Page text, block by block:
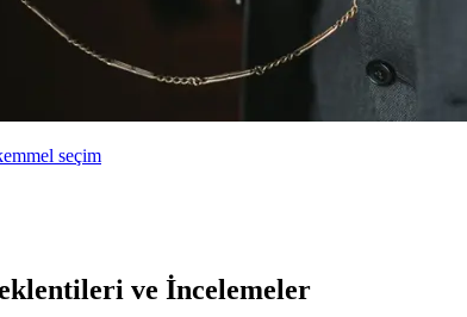
seçim
ve İncelemeler